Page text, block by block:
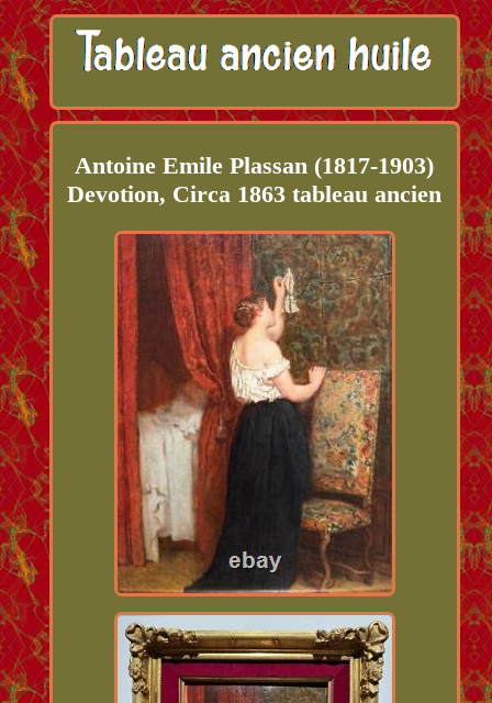
Antoine Emile Plassan (1817-1903)
Devotion, Circa 1863 tableau ancien